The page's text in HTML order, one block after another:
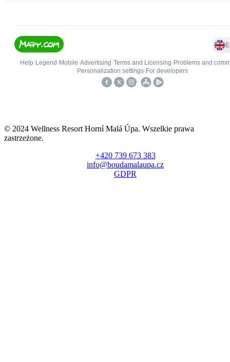
© 2024 Wellness Resort Horní Malá Úpa. Wszelkie prawa
zastrzeżone.
+420 739 673 383
info@boudamalaupa.cz
GDPR